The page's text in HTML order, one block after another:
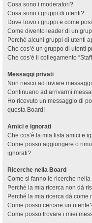
Cosa sono i moderatori?
Cosa sono i gruppi di utenti?
Dove trovo i gruppi e come
Come divento leader di un
Perché alcuni gruppi di utenti
Che cos’è un gruppo di utenti
Che cos’è il collegamento
Messaggi privati
Non riesco ad inviare
Continuano ad arrivarmi
Ho ricevuto un messaggio di
questa Board!
Amici e ignorati
Che cos’è la mia lista amici e
Come posso aggiungere o
ignorati?
Ricerche nella Board
Come si fanno le ricerche nella
Perché la mia ricerca non dà
Perché la mia ricerca dà come
Come posso cercare un
Come posso trovare i miei